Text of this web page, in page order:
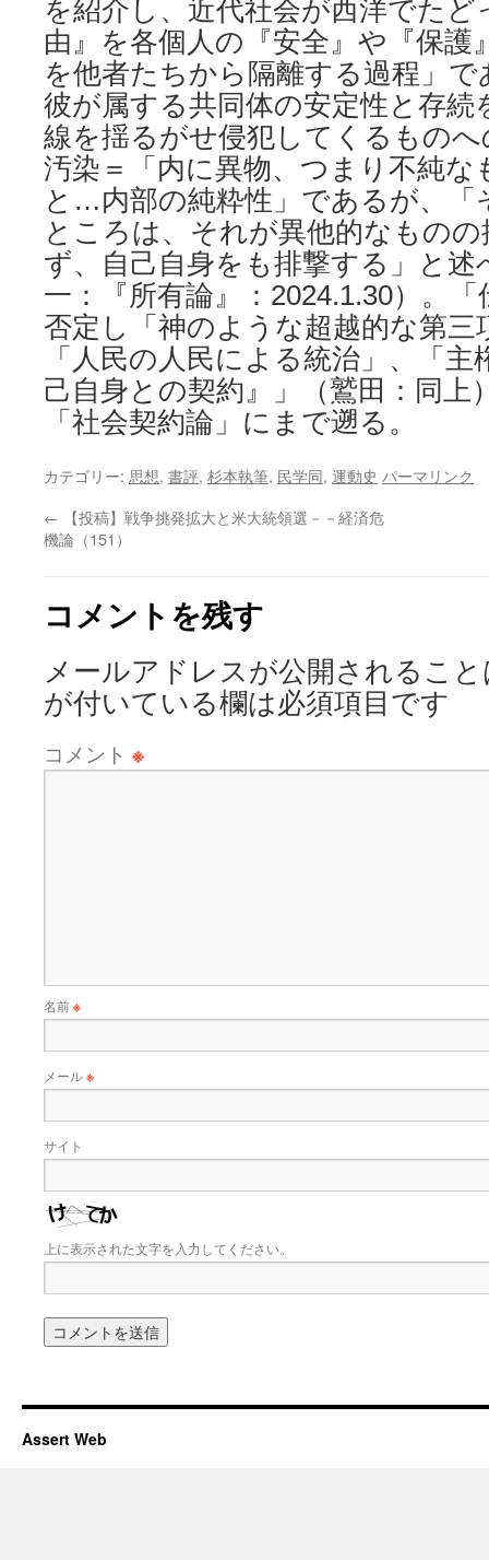
を紹介し、近代社会が西洋でたど
由』を各個人の『安全』や『保
を他者たちから隔離する過程」
彼が属する共同体の安定性と存
線を揺るがせ侵犯してくるもの
汚染＝「内に異物、つまり不純な
と…内部の純粋性」であるが、「
ところは、それが異他的なもの
ず、自己自身をも排撃する」と述
一：『所有論』：2024.1.30）。
否定し「神のような超越的な第三
「人民の人民による統治」、「
己自身との契約』」（鷲田：同上
「社会契約論」にまで遡る。
カテゴリー: 思想, 書評, 杉本執筆, 民学同, 運動史 パーマリンク
← 【投稿】戦争挑発拡大と米大統領選－－経済危
機論（151）
コメントを残す
メールアドレスが公開されるこ
が付いている欄は必須項目です
コメント ※
名前※
メール※
サイト
上に表示された文字を入力してください。
Assert Web